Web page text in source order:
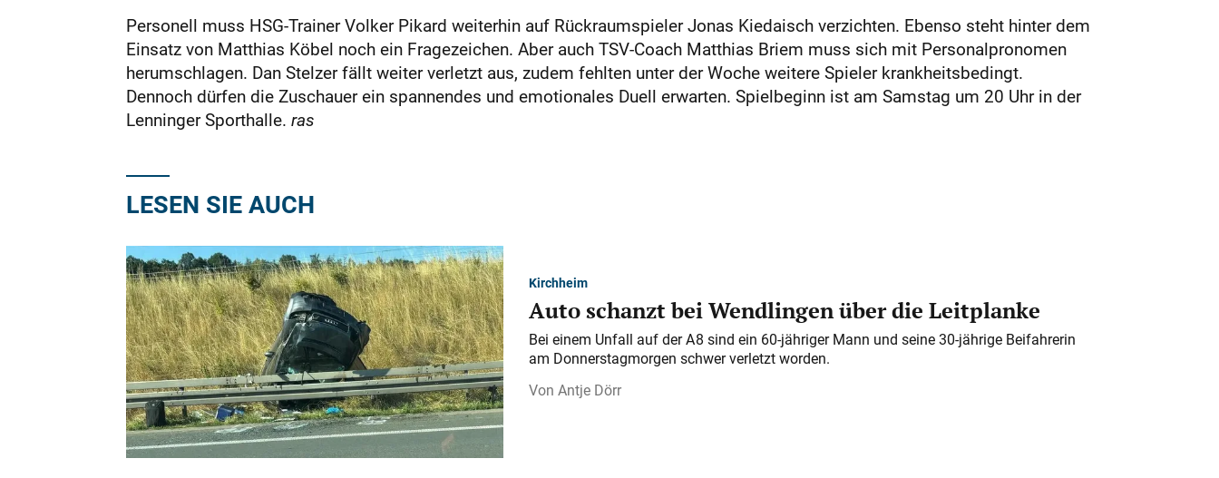
Personell muss HSG-Trainer Volker Pikard weiterhin auf Rückraumspieler Jonas Kiedaisch verzichten. Ebenso steht hinter dem
Einsatz von Matthias Köbel noch ein Fragezeichen. Aber auch TSV-Coach Matthias Briem muss sich mit Personalpronomen
herumschlagen. Dan Stelzer fällt weiter verletzt aus, zudem fehlten unter der Woche weitere Spieler krankheitsbedingt.
Dennoch dürfen die Zuschauer ein spannendes und emotionales Duell erwarten. Spielbeginn ist am Samstag um 20 Uhr in der
Lenninger Sporthalle. ras
LESEN SIE AUCH
Kirchheim
Auto schanzt bei Wendlingen über die Leitplanke
Bei einem Unfall auf der A 8 sind ein 60-jähriger Mann und seine 30-jährige Beifahrerin
am Donnerstagmorgen schwer verletzt worden.
Antje Dörr